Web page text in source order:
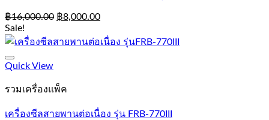
฿16,000.00 ฿8,000.00
Sale!
Quick View
รวมเครื่องแพ็ค
เครื่องซีลสายพานต่อเนื่อง รุ่น FRB-770III